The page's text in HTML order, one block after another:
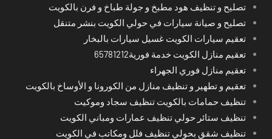
تصليح و تنظيف هود مطبخ و جولة طباخ و فرن بالكويت
تصليح و صيانة سيارات في حولي الكويت بنشر متنقل
تعقيم سيارات الكويت غسيل سيارات بالبخار
تعقيم منازل الكويت خدمة فورية65781212
تعقيم منازل فوري الجهراء
تعقيم و تطهير و تنظيف منازل من الكورونا و الأوساخ بالكويت
تنظيف حمامات بالكويت تنظيف سجاد وموكيت
تنظيف ستائر حولي تنظيف عمارات ومباني الكويت
تنظيف شقق بحولي تنظيف فلل ومكاتب في الكويت